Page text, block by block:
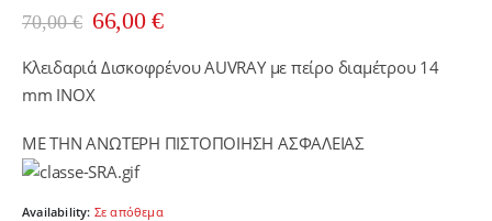
70,00€ Original
was:
70,00 €.
66,00 €Η
τιμή
Κλειδαριά Δισκοφρένου AUVRAY με πείρο διαμέτρου 14
mm INOX
ΜΕ ΤΗΝ ΑΝΩΤΕΡΗ ΠΙΣΤΟΠΟΙΗΣΗ ΑΣΦΑΛΕΙΑΣ
Availability: Σε απόθεμα